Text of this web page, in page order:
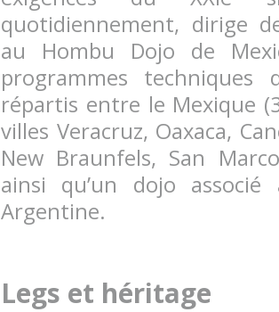
quotidiennement, dirige
au Hombu Dojo de
programmes techniques
répartis entre le Mexique
villes Veracruz, Oaxaca,
New Braunfels, San
ainsi qu’un dojo
Argentine.
Legs et héritage